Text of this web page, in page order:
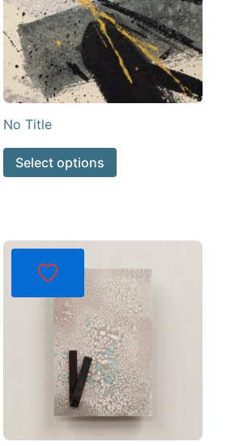
No Title
Select options